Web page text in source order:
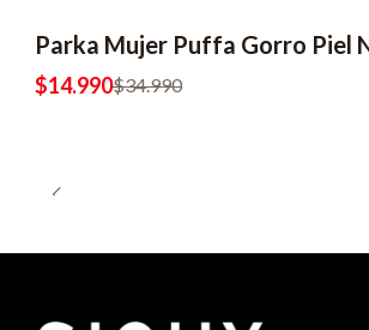
-57% OFF
Parka Mujer Puffa Gorro Piel
$14.990$34.990